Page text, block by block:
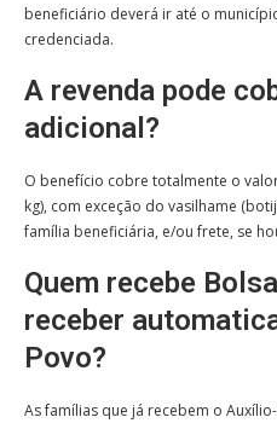
beneficiário deverá ir até o
credenciada.
A revenda pode
adicional?
O benefício cobre totalmente o
kg), com exceção do vasilhame
família beneficiária, e/ou frete, se
Quem recebe
receber
Povo?
As famílias que já recebem o